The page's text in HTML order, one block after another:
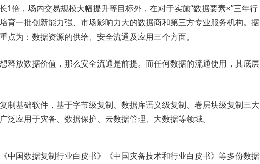
1倍，场内交易规模大幅提升等目标外，在对于实施“数据要素×”三年行
育一批创新能力强、市场影响力大的数据商和第三方专业服务机构。据
点为：数据资源的供给、安全流通及应用三个方面。
释放数据价值，那么安全流通是前提。而任何数据的流通使用，其底层
制基础软件，基于字节级复制、数据库语义级复制、卷层块级复制三大
泛应用于灾备、数据保护、云数据管理、大数据等领域。
中国数据复制行业白皮书》《中国灾备技术和行业白皮书》等多份数据